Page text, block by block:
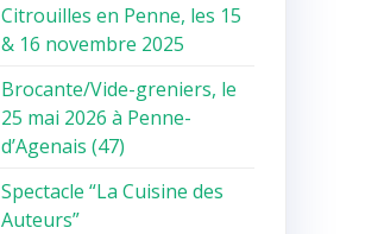
Citrouilles en Penne, les 15
& 16 novembre 2025
Brocante/Vide-greniers, le
25 mai 2026 à Penne-
d’Agenais (47)
Spectacle “La Cuisine des
Auteurs”